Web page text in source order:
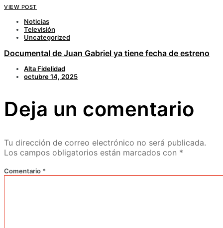
VIEW POST
Noticias
Televisión
Uncategorized
Documental de Juan Gabriel ya tiene fecha de estreno
Alta Fidelidad
octubre 14, 2025
Deja un comentario
Tu dirección de correo electrónico no será publicada.
Los campos obligatorios están marcados con *
Comentario *